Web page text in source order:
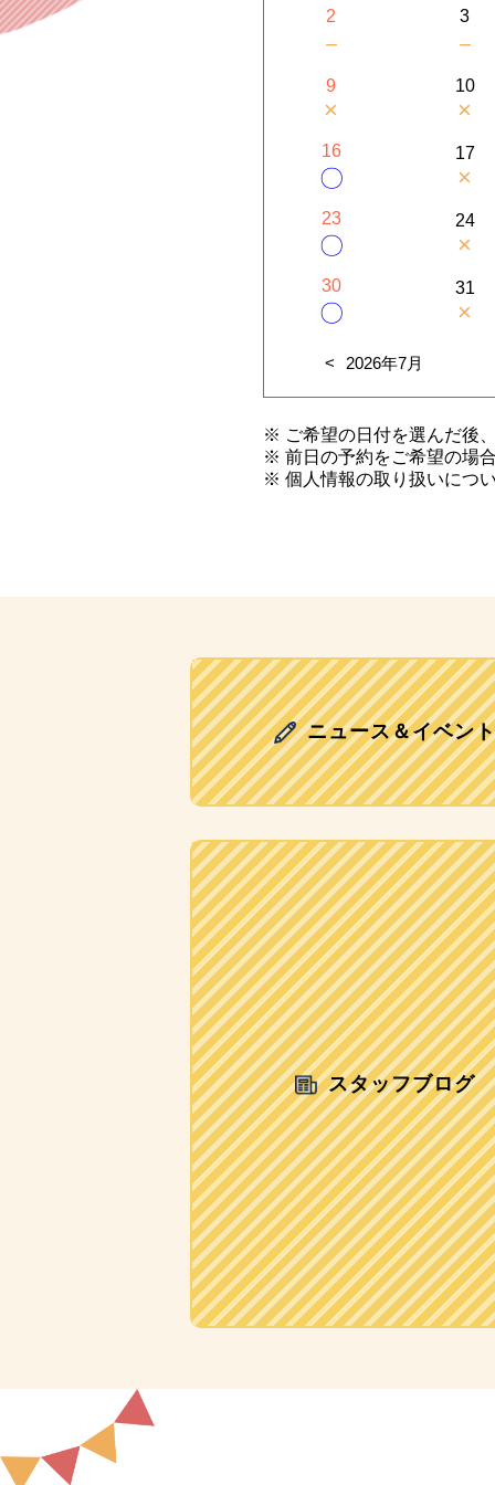
2
－
3
－
9
×
10
×
16
〇
17
×
23
〇
24
×
30
〇
31
×
2026年7月
※ ご希望の日付を選んだ後
※ 前日の予約をご希望の場
※ 個人情報の取り扱いにつ
ニュース＆イベント
スタッフブログ